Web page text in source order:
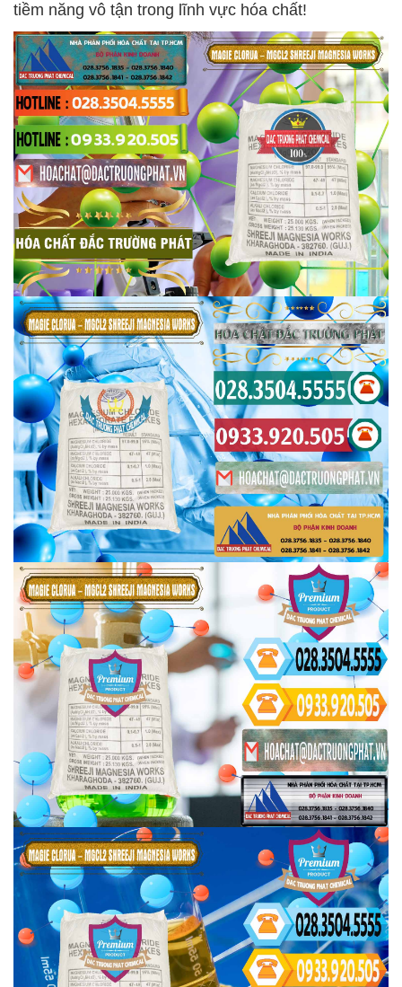
tiềm năng vô tận trong lĩnh vực hóa chất!